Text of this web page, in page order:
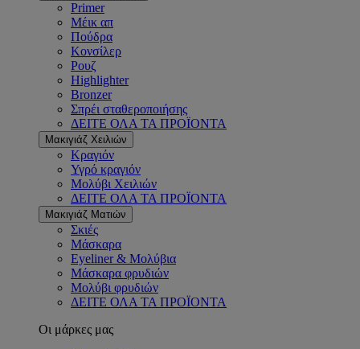
Primer
Μέικ απ
Πούδρα
Κονσίλερ
Ρουζ
Highlighter
Bronzer
Σπρέι σταθεροποιήσης
ΔΕΙΤΕ ΟΛΑ ΤΑ ΠΡΟΪΟΝΤΑ
Μακιγιάζ Χειλιών
Κραγιόν
Υγρό κραγιόν
Μολύβι Χειλιών
ΔΕΙΤΕ ΟΛΑ ΤΑ ΠΡΟΪΟΝΤΑ
Μακιγιάζ Ματιών
Σκιές
Μάσκαρα
Eyeliner & Μολύβια
Μάσκαρα φρυδιών
Μολύβι φρυδιών
ΔΕΙΤΕ ΟΛΑ ΤΑ ΠΡΟΪΟΝΤΑ
Οι μάρκες μας